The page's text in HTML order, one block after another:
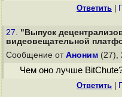
Ответить
27. "Выпуск
видеовещательной
Сообщение от Аноним (27),
Чем оно лучше
Ответить